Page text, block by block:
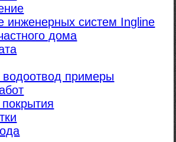
инженерных систем Ingline
дома
примеры